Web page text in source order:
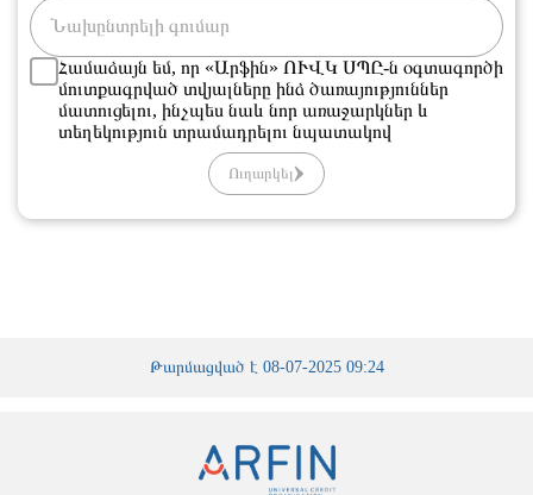
Համաձայն եմ, որ «Արֆին» ՈՒՎԿ ՍՊԸ-ն օգտագործի
մուտքագրված տվյալները ինձ ծառայություններ
մատուցելու, ինչպես նաև նոր առաջարկներ և
տեղեկություն տրամադրելու նպատակով
Ուղարկել
Թարմացված է 08-07-2025 09:24